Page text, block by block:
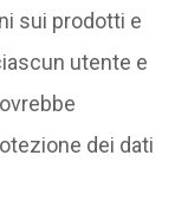
sui prodotti e
utente e
dei dati